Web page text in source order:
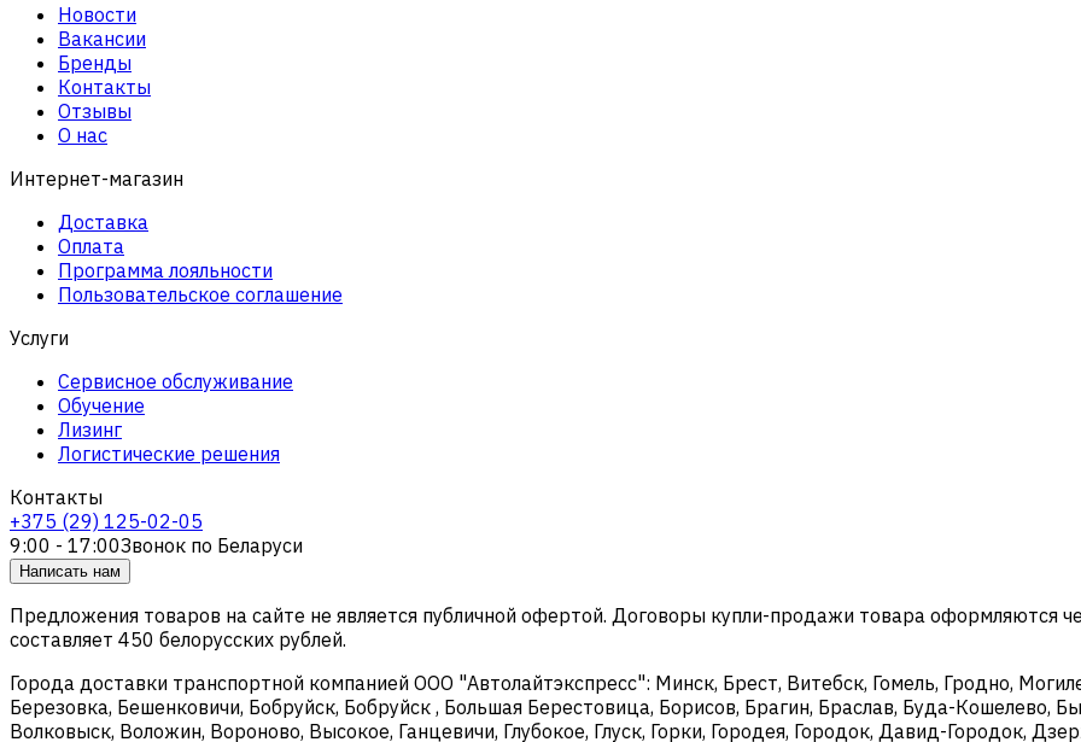
Новости
Вакансии
Бренды
Контакты
Отзывы
О нас
Интернет-магазин
Доставка
Оплата
Программа лояльности
Пользовательское соглашение
Услуги
Сервисное обслуживание
Обучение
Лизинг
Логистические решения
Контакты
+375 (29) 125-02-05
9:00 - 17:00Звонок по Беларуси
Написать нам
Предложения товаров на сайте не является публичной офертой. Договоры купли-продажи товара оформляются
составляет 450 белорусских рублей.
Города доставки транспортной компанией ООО "Автолайтэкспресс": Минск, Брест, Витебск, Гомель, Гродно,
Березовка, Бешенковичи, Бобруйск, Бобруйск , Большая Берестовица, Борисов, Брагин, Браслав, Буда-Кошелево,
Волковыск, Воложин, Вороново, Высокое, Ганцевичи, Глубокое, Глуск, Горки, Городея, Городок, Давид-Городок,